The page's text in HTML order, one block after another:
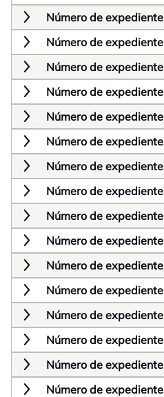
Número de expediente
Número de expediente
Número de expediente
Número de expediente
Número de expediente
Número de expediente
Número de expediente
Número de expediente
Número de expediente
Número de expediente
Número de expediente
Número de expediente
Número de expediente
Número de expediente
Número de expediente
Número de expediente